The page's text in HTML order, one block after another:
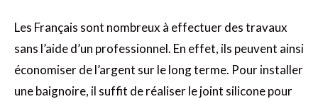
Les Français sont nombreux à effectuer des travaux
sans l’aide d’un professionnel. En effet, ils peuvent ainsi
économiser de l’argent sur le long terme. Pour installer
une baignoire, il suffit de réaliser le joint silicone pour